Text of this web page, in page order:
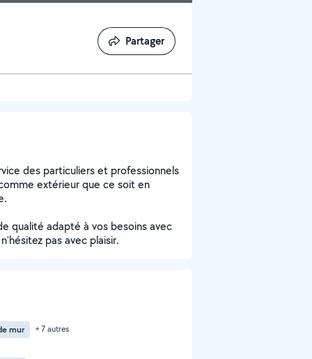
Partager
Partager
des particuliers et professionnels
extérieur que ce soit en
qualité adapté à vos besoins avec
pas avec plaisir.
mur + 7 autres